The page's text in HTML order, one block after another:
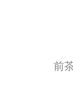
前